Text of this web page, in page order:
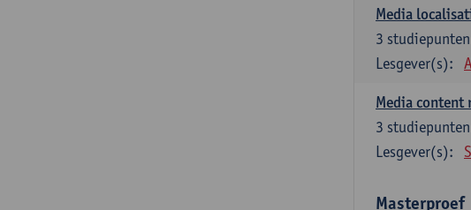
Media
3 studiepunten
Lesgever(s):
Media content
3 studiepunten
Lesgever(s):
Masterproef